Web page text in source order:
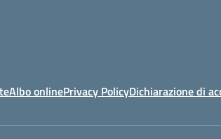
Albo onlinePrivacy PolicyDichiarazione di